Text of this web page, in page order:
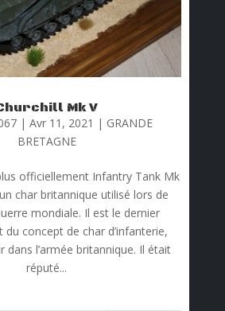
Mk V
| Avr 11, 2021 | GRANDE
BRETAGNE
officiellement Infantry Tank Mk
char britannique utilisé lors de
mondiale. Il est le dernier
concept de char d’infanterie,
dans l’armée britannique. Il était
réputé...